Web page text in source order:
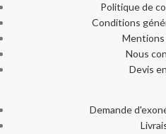
Politique de
Conditions
Mentions
Nous
Devis
Demande